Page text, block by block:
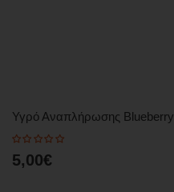
Υγρό Αναπλήρωσης Blueberry
5,00€